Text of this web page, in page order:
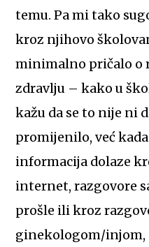
temu. Pa mi tako
kroz njihovo
minimalno pričalo o
zdravlju – kako u
kažu da se to nije ni
promijenilo, već
informacija dolaze
internet, razgovore
prošle ili kroz
ginekologom/injom,